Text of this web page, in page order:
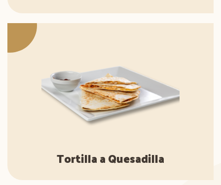
Tortilla a Quesadilla